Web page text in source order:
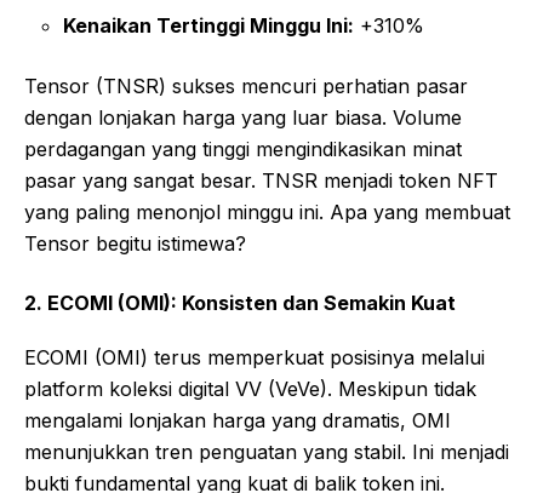
Kenaikan Tertinggi Minggu Ini: +310%
Tensor (TNSR) sukses mencuri perhatian pasar
dengan lonjakan harga yang luar biasa. Volume
perdagangan yang tinggi mengindikasikan minat
pasar yang sangat besar. TNSR menjadi token NFT
yang paling menonjol minggu ini. Apa yang membuat
Tensor begitu istimewa?
2. ECOMI (OMI): Konsisten dan Semakin Kuat
ECOMI (OMI) terus memperkuat posisinya melalui
platform koleksi digital VV (VeVe). Meskipun tidak
mengalami lonjakan harga yang dramatis, OMI
menunjukkan tren penguatan yang stabil. Ini menjadi
bukti fundamental yang kuat di balik token ini.